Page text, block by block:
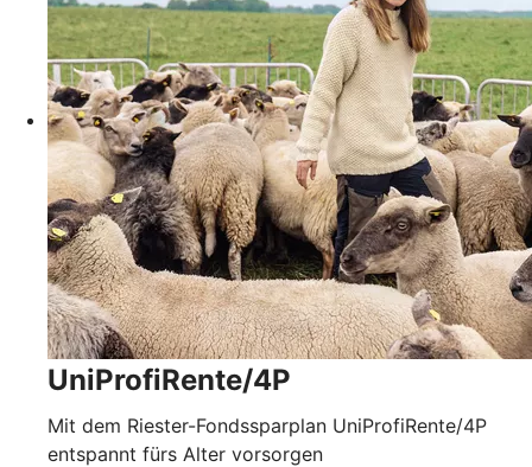
UniProfiRente/4P
Mit dem Riester-Fondssparplan UniProfiRente/4P
entspannt fürs Alter vorsorgen